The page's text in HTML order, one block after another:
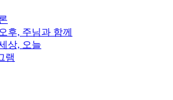
후, 주님과 함께
상, 오늘
램